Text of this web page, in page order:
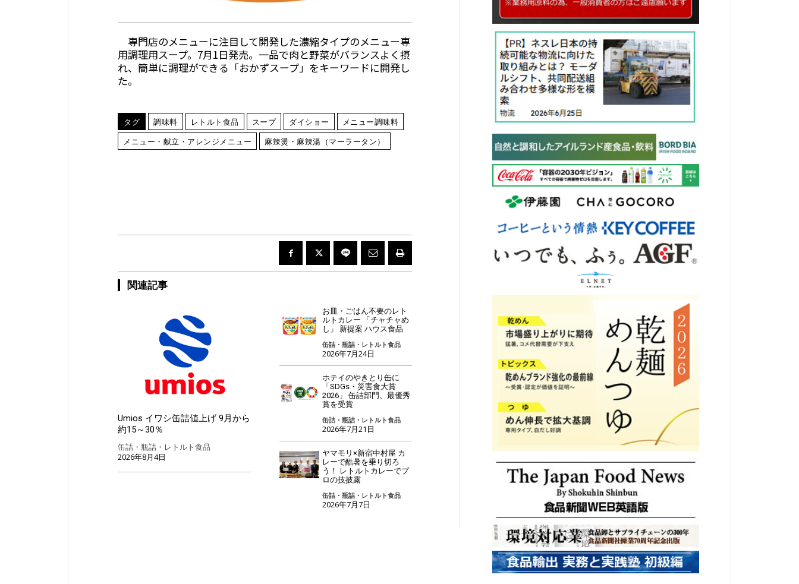
専門店のメニューに注目して開発した濃縮タイプのメニュー専
用調理用スープ。7月1日発売。一品で肉と野菜がバランスよく摂
れ、簡単に調理ができる「おかずスープ」をキーワードに開発し
た。
タグ 調味料 レトルト食品 スープ ダイショー
メニュー調味料
メニュー・献立・アレンジメニュー
麻辣燙・麻辣湯（マーラータン）
関連記事
Umios イワシ缶詰値上げ 9月から
約15～30％
缶詰・瓶詰・レトルト食品
2026年8月4日
お皿・ごはん不要のレト
ルトカレー 「チャチャめ
し」 新提案 ハウス食品
缶詰・瓶詰・レトルト食品
2026年7月24日
ホテイのやきとり缶に
「SDGs・災害食大賞
2026」 缶詰部門、最優秀
賞を受賞
缶詰・瓶詰・レトルト食品
2026年7月21日
ヤマモリ×新宿中村屋 カ
レーで酷暑を乗り切ろ
う！ レトルトカレーでプ
ロの技披露
缶詰・瓶詰・レトルト食品
2026年7月7日